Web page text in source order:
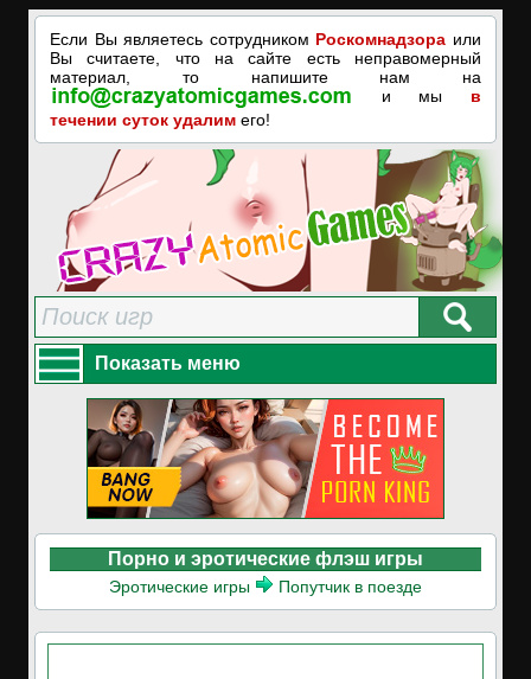
Если Вы являетесь сотрудником Роскомнадзора или
Вы считаете, что на сайте есть неправомерный
материал, то напишите нам на
и мы в
течении суток удалим его!
Показать меню
Порно и эротические флэш игры
Эротические игры Попутчик в поезде